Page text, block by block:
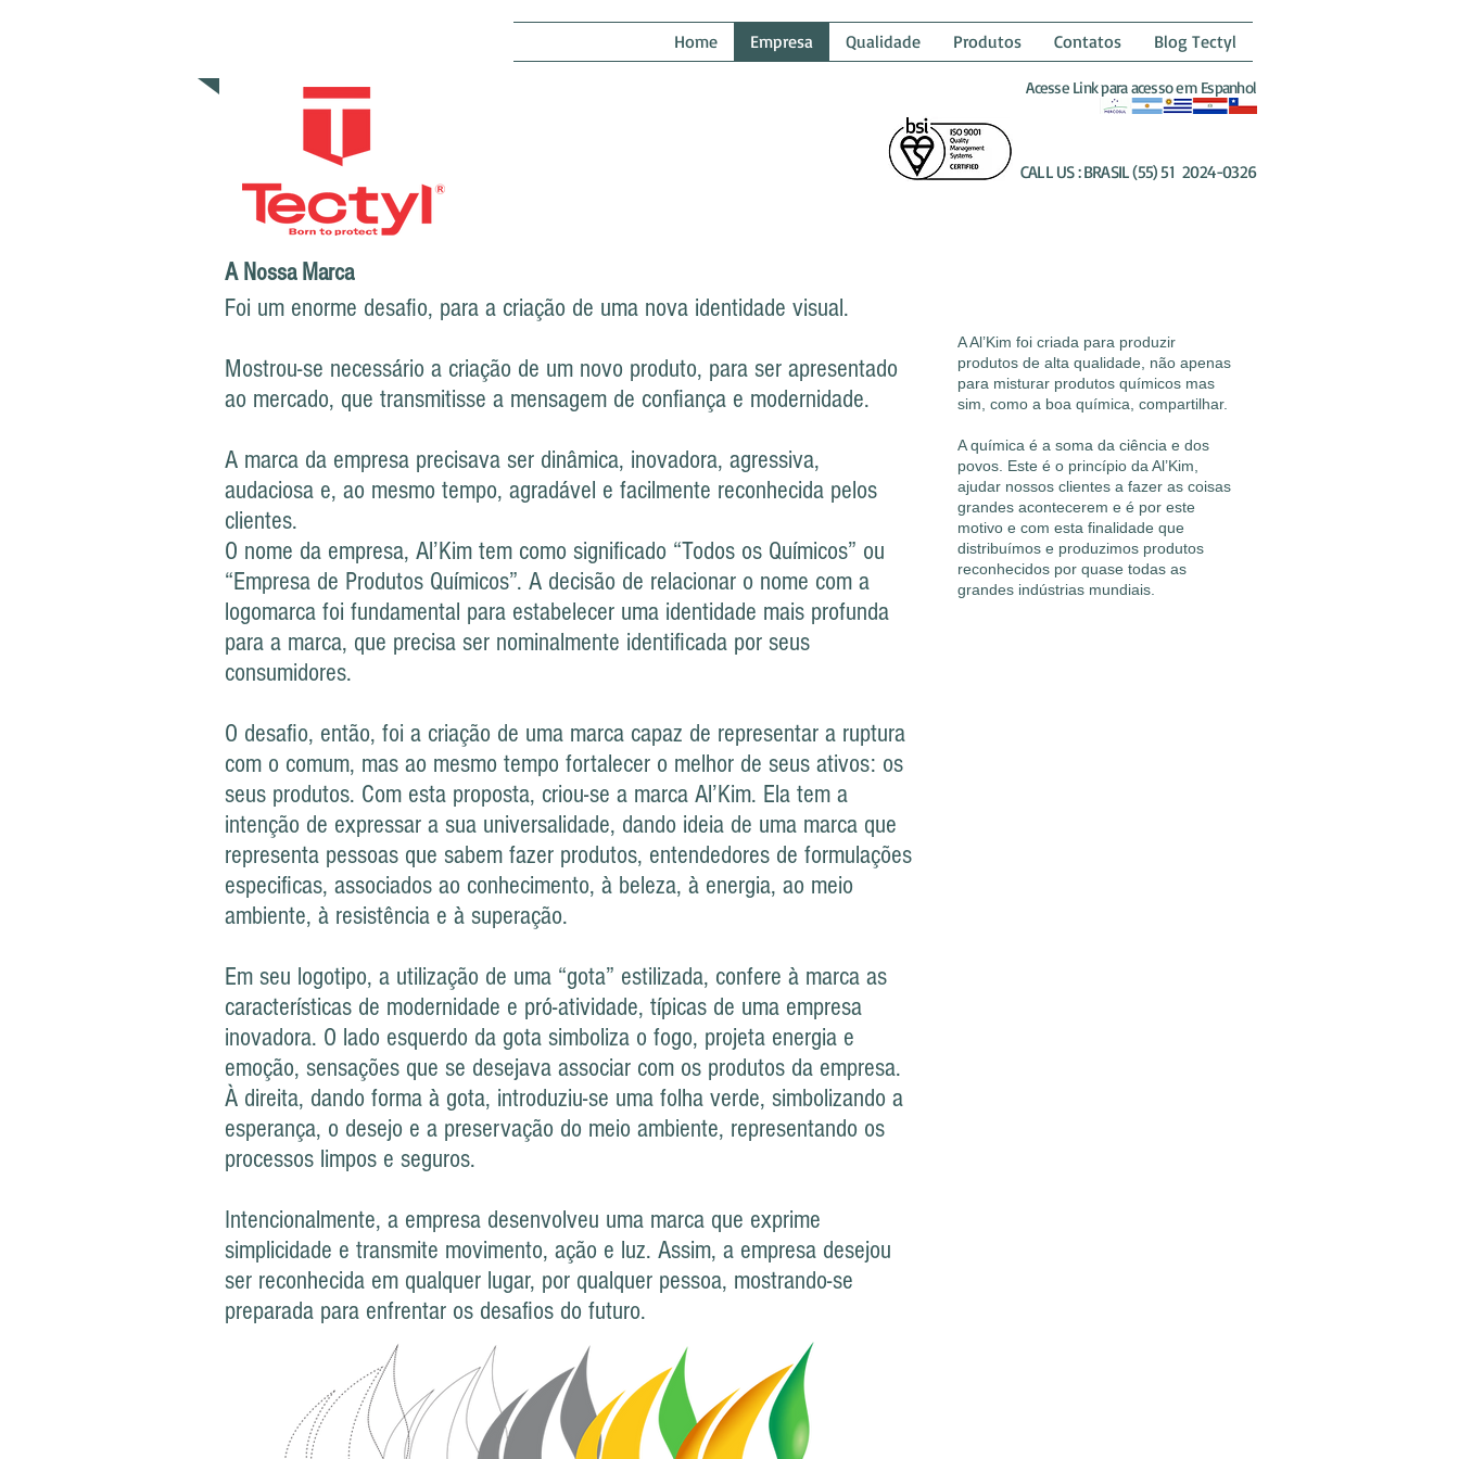
Home Empresa Qualidade Produtos Contatos Blog Tectyl
Acesse Link para acesso em Espanhol
CALL US : BRASIL (55) 51 2024-0326
A Nossa Marca
Foi um enorme desafio, para a criação de uma nova identidade visual.
Mostrou-se necessário a criação de um novo produto, para ser apresentado
ao mercado, que transmitisse a mensagem de confiança e modernidade.
A marca da empresa precisava ser dinâmica, inovadora, agressiva,
audaciosa e, ao mesmo tempo, agradável e facilmente reconhecida pelos
clientes.
O nome da empresa, Al’Kim tem como significado “Todos os Químicos” ou
“Empresa de Produtos Químicos”. A decisão de relacionar o nome com a
logomarca foi fundamental para estabelecer uma identidade mais profunda
para a marca, que precisa ser nominalmente identificada por seus
consumidores.
O desafio, então, foi a criação de uma marca capaz de representar a ruptura
com o comum, mas ao mesmo tempo fortalecer o melhor de seus ativos: os
seus produtos. Com esta proposta, criou-se a marca Al’Kim. Ela tem a
intenção de expressar a sua universalidade, dando ideia de uma marca que
representa pessoas que sabem fazer produtos, entendedores de formulações
especificas, associados ao conhecimento, à beleza, à energia, ao meio
ambiente, à resistência e à superação.
Em seu logotipo, a utilização de uma “gota” estilizada, confere à marca as
características de modernidade e pró-atividade, típicas de uma empresa
inovadora. O lado esquerdo da gota simboliza o fogo, projeta energia e
emoção, sensações que se desejava associar com os produtos da empresa.
À direita, dando forma à gota, introduziu-se uma folha verde, simbolizando a
esperança, o desejo e a preservação do meio ambiente, representando os
processos limpos e seguros.
Intencionalmente, a empresa desenvolveu uma marca que exprime
simplicidade e transmite movimento, ação e luz. Assim, a empresa desejou
ser reconhecida em qualquer lugar, por qualquer pessoa, mostrando-se
preparada para enfrentar os desafios do futuro.
A Al’Kim foi criada para produzir
produtos de alta qualidade, não apenas
para misturar produtos químicos mas
sim, como a boa química, compartilhar.
A química é a soma da ciência e dos
povos. Este é o princípio da Al’Kim,
ajudar nossos clientes a fazer as coisas
grandes acontecerem e é por este
motivo e com esta finalidade que
distribuímos e produzimos produtos
reconhecidos por quase todas as
grandes indústrias mundiais.